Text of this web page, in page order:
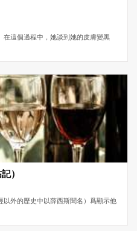
在這個過程中，她談到她的皮膚變黑
）
以外的歷史中以薛西斯聞名）爲顯示他